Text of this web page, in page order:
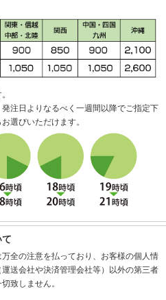
注日よりなるべく一週間以降でご指定下
選びいただけます。
全の注意を払っており、お客様の個人情
送会社や決済管理会社等）以外の第三者
致しません。